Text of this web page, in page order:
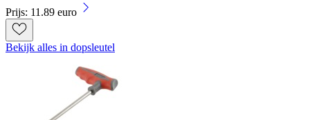
Prijs: 11.89 euro
Bekijk alles in dopsleutel